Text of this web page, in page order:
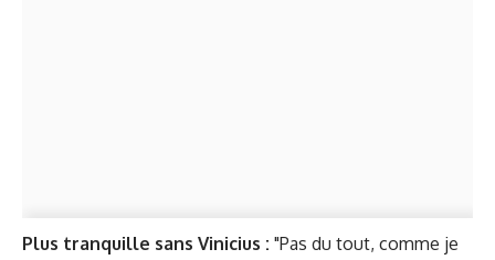
Plus tranquille sans Vinicius : "Pas du tout, comme je